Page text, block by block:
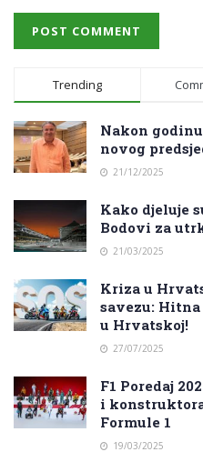
Trending
Nakon
novog
21/12/2025
Kako djeluje
Bodovi za
21/03/2025
Kriza u
savezu: Hitna
u Hrvatskoj!
27/07/2025
F1 Poredaj
i
Formule 1
19/03/2025